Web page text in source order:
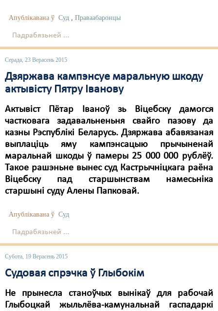
Апублікавана ў Суд , Праваабаронцы
Падрабязьней ...
Серада, 23 Верасень 2015
Дзяржава кампэнсуе маральную шкоду
актывісту Пятру Іванову
Актывіст Пётар Іваноў зь Віцебску дамогся
частковага задавальненьня свайго пазову да
казны Рэспублікі Беларусь. Дзяржава абавязаная
выплаціць яму кампэнсацыю прычыненай
маральнай шкоды ў памеры 25 000 000 рублёў.
Такое рашэньне вынес суд Кастрычніцкага раёна
Віцебску пад старшынствам намесьніка
старшыні суду Алены Папковай.
Апублікавана ў Суд
Падрабязьней ...
Субота, 19 Верасень 2015
Судовая спрэчка ў Глыбокім
Не прынесла станоўчых вынікаў для рабочай
Глыбоцкай жыльлёва-камунальнай гаспадаркі
КПЧ ААН
ЛПП
Мігранты
Палітвязьні
Праваабаронцы
Правы дзіцяці
Пэнітэнцыярная сыстэма
Рознае
Свабода слова
Свабода сумленьня
Суд
Сьмяротнае пакараньне